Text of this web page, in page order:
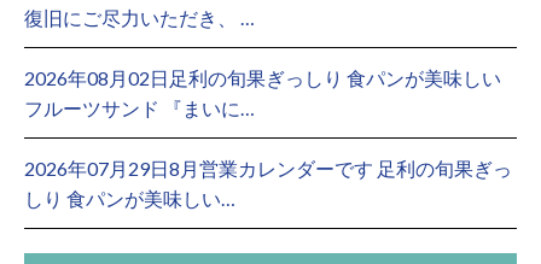
復旧にご尽力いただき、 …
2026年08月02日足利の旬果ぎっしり 食パンが美味しい
フルーツサンド 『まいに…
2026年07月29日8月営業カレンダーです 足利の旬果ぎっ
しり 食パンが美味しい…